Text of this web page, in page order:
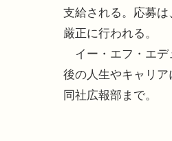
支給される。応募
厳正に行われる。
イー・エフ・エデ
後の人生やキャリア
同社広報部まで。